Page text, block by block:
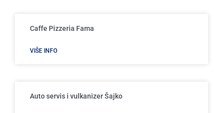
Caffe Pizzeria Fama
VIŠE INFO
Auto servis i vulkanizer Šajko